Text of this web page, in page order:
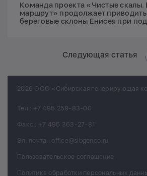
Команда проекта «Чистые скалы.
маршрут» продолжает
береговые склоны Енисея при
Следующая статья
2026 ООО «Сибирская генерирующая
Тел.: +7 495 258-83-00
Факс.: +7 495 363-27-81
Эл. почта.: office@sibgenco.ru
Пользовательское соглашение
Политика обработки персональных